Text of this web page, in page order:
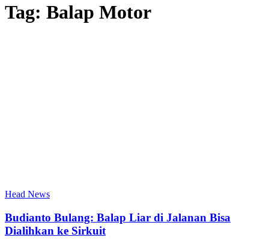
Tag: Balap Motor
Head News
Budianto Bulang: Balap Liar di Jalanan Bisa
Dialihkan ke Sirkuit